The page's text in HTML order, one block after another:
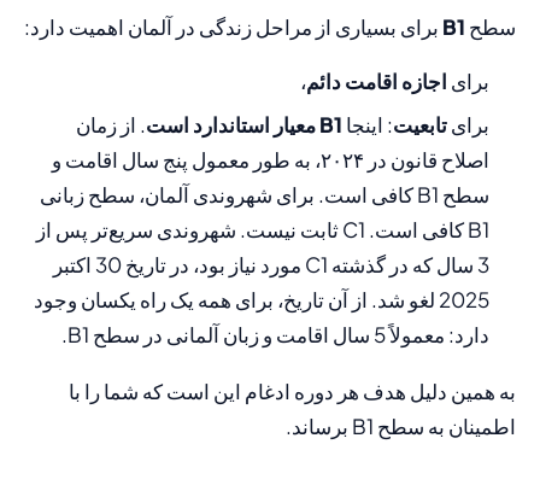
سطح B1 برای بسیاری از مراحل زندگی در آلمان اهمیت دارد:
برای اجازه اقامت دائم،
برایتابعیت: اینجا B1 معیار استاندارد است
. از زمان
اصلاح قانون در ۲۰۲۴، به طور معمول پنج سال اقامت و
سطح B1 کافی است. برای شهروندی آلمان، سطح زبانی
B1 کافی است. C1 ثابت نیست. شهروندی سریع‌تر پس از
3 سال که در گذشته C1 مورد نیاز بود، در تاریخ 30 اکتبر
2025 لغو شد. از آن تاریخ، برای همه یک راه یکسان وجود
دارد: معمولاً 5 سال اقامت و زبان آلمانی در سطح B1.
به همین دلیل هدف هر دوره ادغام این است که شما را با
اطمینان به سطح B1 برساند.